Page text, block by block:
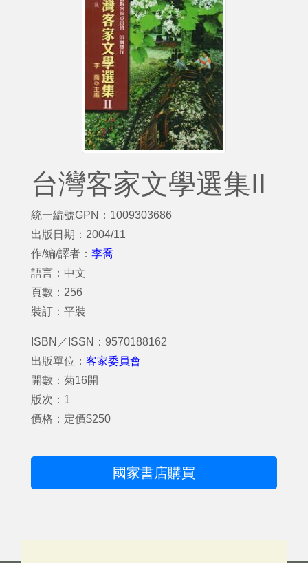
台灣客家文學選集II
統一編號GPN：1009303686
出版日期：2004/11
作/編/譯者： 李喬
語言：中文
頁數：256
裝訂：平裝
ISBN／ISSN：9570188162
出版單位： 客家委員會
開數：菊16開
版次：1
價格：定價$250
國家書店購買